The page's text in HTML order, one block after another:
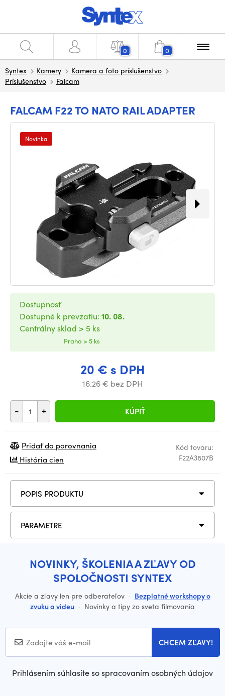
0 0
Syntex Kamery
Kamera a foto príslušenstvo
Príslušenstvo
Falcam
FALCAM F22 TO NATO RAIL ADAPTER
Novinka
20 € s DPH
16.26 € bez DPH
- + KÚPIŤ
Dostupnosť
Dostupné k prevzatiu: 10. 08.
Centrálny sklad > 5 ks
Praha > 5 ks
Kód tovaru:
F22A3807B
Pridať do porovnania
História cien
POPIS PRODUKTU
PARAMETRE
NOVINKY, ŠKOLENIA A ZĽAVY OD
SPOLOČNOSTI SYNTEX
Akcie a zľavy len pre odberateľov · Bezplatné workshopy o
zvuku a videu · Novinky a tipy zo sveta filmovania
CHCEM ZĽAVY!
Prihlásením súhlasíte so spracovaním osobných údajov